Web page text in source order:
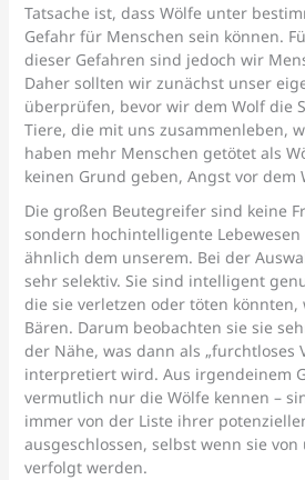
Tatsache ist, dass Wölfe unter
Gefahr für Menschen sein können.
dieser Gefahren sind jedoch wir
Daher sollten wir zunächst unser
überprüfen, bevor wir dem Wolf die
Tiere, die mit uns zusammenleben,
haben mehr Menschen getötet als
keinen Grund geben, Angst vor dem
Die großen Beutegreifer sind keine
sondern hochintelligente
ähnlich dem unserem. Bei der
sehr selektiv. Sie sind intelligent
die sie verletzen oder töten könnten,
Bären. Darum beobachten sie sie
der Nähe, was dann als „furchtloses
interpretiert wird. Aus irgendeinem
vermutlich nur die Wölfe kennen –
immer von der Liste ihrer
ausgeschlossen, selbst wenn sie
verfolgt werden.